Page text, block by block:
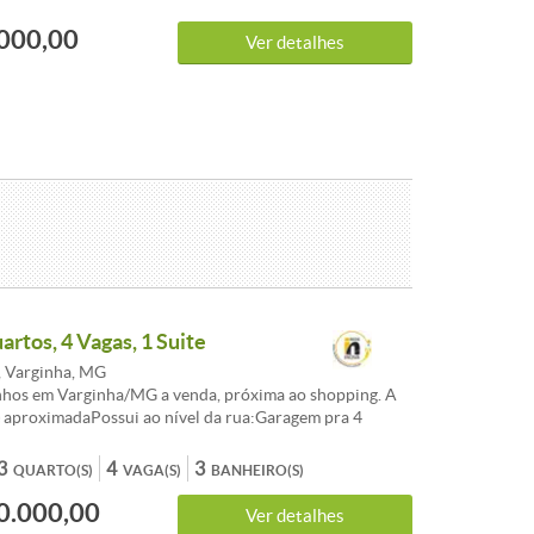
adquirir um imóvel com potencial de valorização em
mais promissoras da cidade. Agende já sua visita e
Ver detalhes
4 Vagas, 1 Suite
Varginha, MG
em Varginha/MG a venda, próxima ao shopping. A
aproximadaPossui ao nível da rua:Garagem pra 4
pé direito de 6 metros, iluminação personalizada,
sob medida.Sala de TV com painel, rack e lustre
como quarto)Banheiro social com box, espelho,
QUARTO(S) VAGA(S)
4 BANHEIRO(S)
3
Ver detalhes